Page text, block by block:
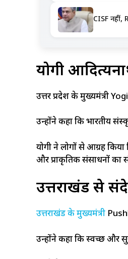
CISF नहीं,
योगी
उत्तर प्रदेश के मुख्यमंत्री
उन्होंने कहा कि भारतीय
योगी ने लोगों से आग्रह
और प्राकृतिक संसाधनों का
उत्तराखंड से
उत्तराखंड के मुख्यमंत्री
उन्होंने कहा कि स्वच्छ और